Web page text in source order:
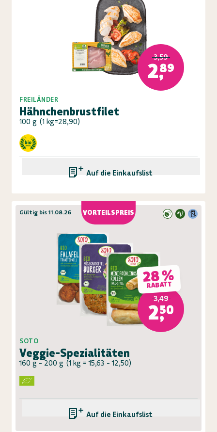
3,59
2,89
FREILÄNDER
Hähnchenbrustfilet
100 g (1 kg=28,90)
Auf die Einkaufsliste
VORTEILSPREIS
Gültig bis 11.08.26
28 %
RABATT
3,49
2,50
SOTO
Veggie-Spezialitäten
160 g - 200 g (1 kg = 15,63 - 12,50)
Auf die Einkaufsliste